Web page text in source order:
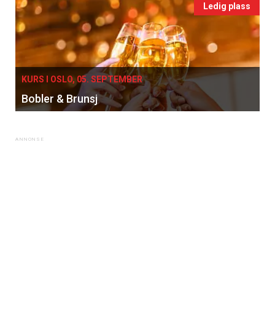
Ledig plass
KURS I OSLO, 05. SEPTEMBER
Bobler & Brunsj